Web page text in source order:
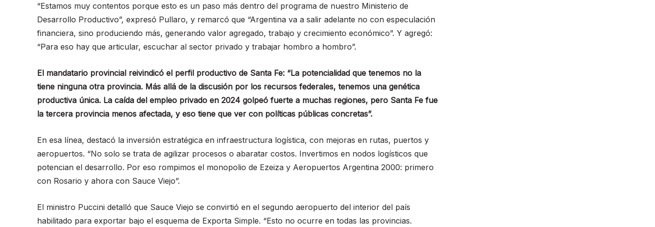
“Estamos muy contentos porque esto es un paso más dentro del programa de nuestro Ministerio de
Desarrollo Productivo”, expresó Pullaro, y remarcó que “Argentina va a salir adelante no con especulación
financiera, sino produciendo más, generando valor agregado, trabajo y crecimiento económico”. Y agregó:
“Para eso hay que articular, escuchar al sector privado y trabajar hombro a hombro”.
El mandatario provincial reivindicó el perfil productivo de Santa Fe: “La potencialidad que tenemos no la
tiene ninguna otra provincia. Más allá de la discusión por los recursos federales, tenemos una genética
productiva única. La caída del empleo privado en 2024 golpeó fuerte a muchas regiones, pero Santa Fe fue
la tercera provincia menos afectada, y eso tiene que ver con políticas públicas concretas”.
En esa línea, destacó la inversión estratégica en infraestructura logística, con mejoras en rutas, puertos y
aeropuertos. “No solo se trata de agilizar procesos o abaratar costos. Invertimos en nodos logísticos que
potencian el desarrollo. Por eso rompimos el monopolio de Ezeiza y Aeropuertos Argentina 2000: primero
con Rosario y ahora con Sauce Viejo”.
El ministro Puccini detalló que Sauce Viejo se convirtió en el segundo aeropuerto del interior del país
habilitado para exportar bajo el esquema de Exporta Simple. “Esto no ocurre en todas las provincias.